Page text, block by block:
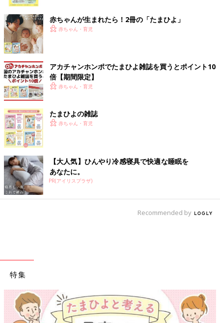
トボトルに取り付けて子どもたちが大好きな水鉄砲のように使う
ことができます。シャワータイプとストレートタイプがあり、お
好みで付け替えて遊べて2倍楽しい！
ダイソーの「おさかな観察ケース」で水の中をのぞ
いちゃおう！
赤ちゃんが生まれたら！2冊の「たまひよ」
赤ちゃん・育児
アカチャンホンポでたまひよ雑誌を買うとポイント10
倍【期間限定】
赤ちゃん・育児
たまひよの雑誌
赤ちゃん・育児
【大人気】ひんやり冷感寝具で快適な睡眠を
あなたに。
PR(アイリスプラザ)
Recommended by
特集
【ワクチン接種できるものも】妊婦の感染